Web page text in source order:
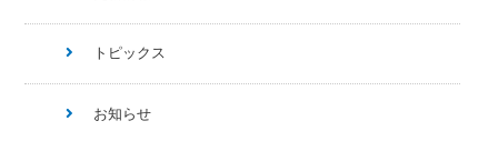
トピックス
お知らせ